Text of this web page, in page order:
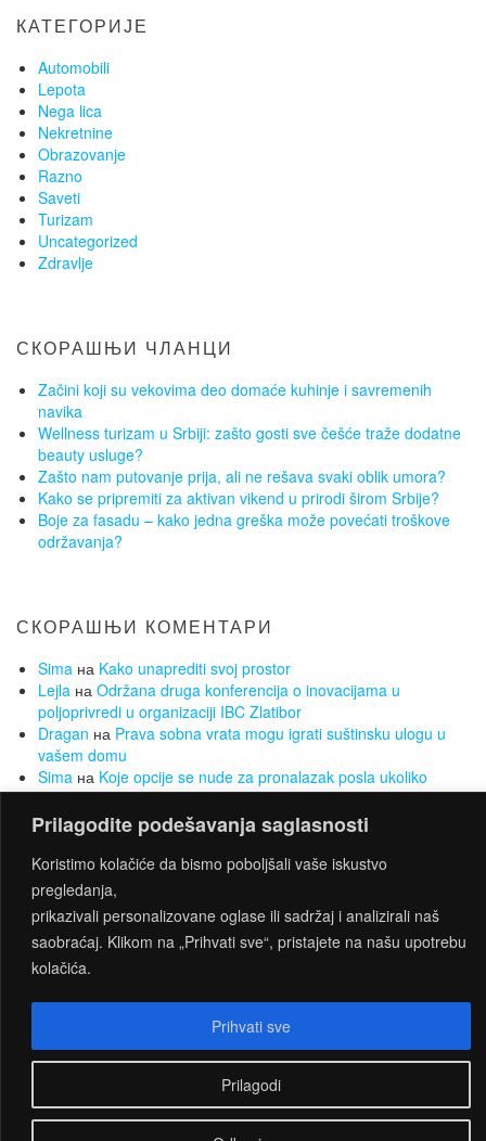
Prilagodite podešavanja saglasnosti
Koristimo kolačiće da bismo poboljšali vaše iskustvo
pregledanja,
prikazivali personalizovane oglase ili sadržaj i analizirali naš
saobraćaj. Klikom na „Prihvati sve“, pristajete na našu upotrebu
kolačića.
Prilagodi
Prihvati sve
КАТЕГОРИЈЕ
Automobili
Lepota
Nega lica
Nekretnine
Obrazovanje
Razno
Saveti
Turizam
Uncategorized
Zdravlje
СКОРАШЊИ ЧЛАНЦИ
Začini koji su vekovima deo domaće kuhinje i savremenih
navika
Wellness turizam u Srbiji: zašto gosti sve češće traže dodatne
beauty usluge?
Zašto nam putovanje prija, ali ne rešava svaki oblik umora?
Kako se pripremiti za aktivan vikend u prirodi širom Srbije?
Boje za fasadu – kako jedna greška može povećati troškove
održavanja?
СКОРАШЊИ КОМЕНТАРИ
Sima на Kako unaprediti svoj prostor
Lejla на Održana druga konferencija o inovacijama u
poljoprivredi u organizaciji IBC Zlatibor
Dragan на Prava sobna vrata mogu igrati suštinsku ulogu u
vašem domu
Sima на Koje opcije se nude za pronalazak posla ukoliko
nemate radnog iskustva
SimaнаŽelite da smršate, a da Vam to ne bude opterećenje?
Za to su najbolji sobni bicikli
PROUDLY POWERED BYWORDPRESS |THEME:
CONNECTBY THEMES4WP